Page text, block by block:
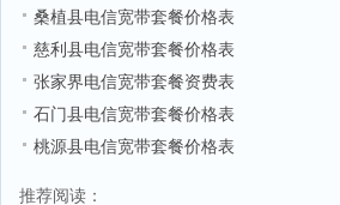
桑植县电信宽带套餐价格表
慈利县电信宽带套餐价格表
张家界电信宽带套餐资费表
石门县电信宽带套餐价格表
桃源县电信宽带套餐价格表
推荐阅读：